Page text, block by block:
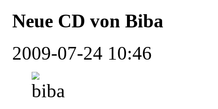
Neue CD von Biba
2009-07-24 10:46